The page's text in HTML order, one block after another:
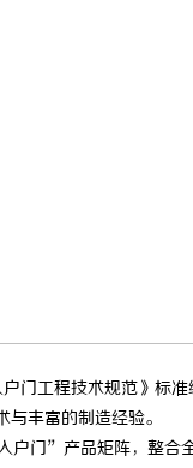
工程技术规范》标
丰富的制造经验。
”产品矩阵，整合全